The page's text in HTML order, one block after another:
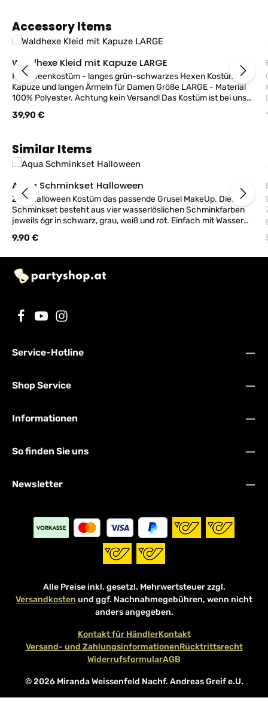
Produktgalerie überspringen
Accessory Items
Waldhexe Kleid mit Kapuze LARGE
Halloweenkostüm - langes grün-schwarzes Hexen Kostüm mit
Kapuze und langen Ärmeln für Damen Größe LARGE - Material
100% Polyester. Achtung kein Versand! Das Kostüm ist bei uns
Regulärer Preis:
39,90 €
Produktgalerie überspringen
Similar Items
Aqua Schminkset Halloween
Zum Halloween Kostüm das passende Grusel MakeUp. Dieses
Schminkset besteht aus vier wasserlöslichen Schminkfarben
jeweils 6gr in schwarz, grau, weiß und rot. Einfach mit Wasser
empfehlen wir Schminkschwämmchen. Reicht für ca. 15-20
ORIGINAL VERSIEGELTER FOLIENVERPACKUNG bzw. mit
UNBESCHÄDIGTER SIEGELETIKETTE zurückgenommen
Regulärer Preis:
9,90 €
Service-Hotline
Shop Service
Informationen
So finden Sie uns
Newsletter
Alle Preise inkl. gesetzl. Mehrwertsteuer zzgl.
Versandkosten und ggf. Nachnahmegebühren, wenn nicht
anders angegeben.
© 2026 Miranda Weissenfeld Nachf. Andreas Greif e.U.
Kontakt für HändlerKontakt
Versand- und ZahlungsinformationenRücktrittsrecht
WiderrufsformularAGB